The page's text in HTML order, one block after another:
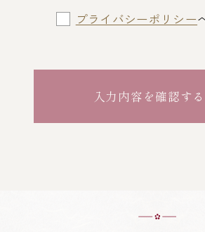
プライバシーポリシー
入力内容を確認する